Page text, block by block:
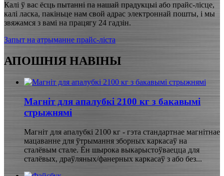
Калі ў вас ёсць пытанні па нашай прадукцыі або прайс-лісце,
калі ласка, пакіньце нам свой адрас электроннай пошты, і мы
звяжамся з вамі на працягу 24 гадзін.
Запыт на атрыманне прайс-ліста
АПОШНІЯ НАВІНЫ
Магніт для апалубкі 2100 кг з бакавымі
стрыжнямі
Магніт для апалубкі 2100 кг - гэта стандартнае магнітнае
мацаванне для ўтрымання зборных каркасаў на
сталёвым стале. Ён шырока выкарыстоўваецца для
сталёвых, драўляных/фанерных каркасаў з або без...